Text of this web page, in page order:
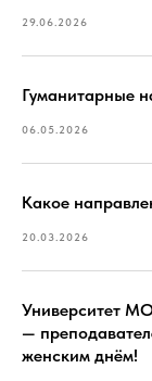
29.06.2026
Гуманитарные
06.05.2026
Какое
20.03.2026
Университет
—
женским днём!